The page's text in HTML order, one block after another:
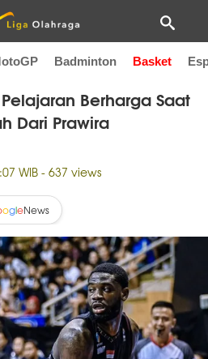
Badminton Basket
Berharga Saat
Dari Prawira
WIB - 637 views
ogleNews